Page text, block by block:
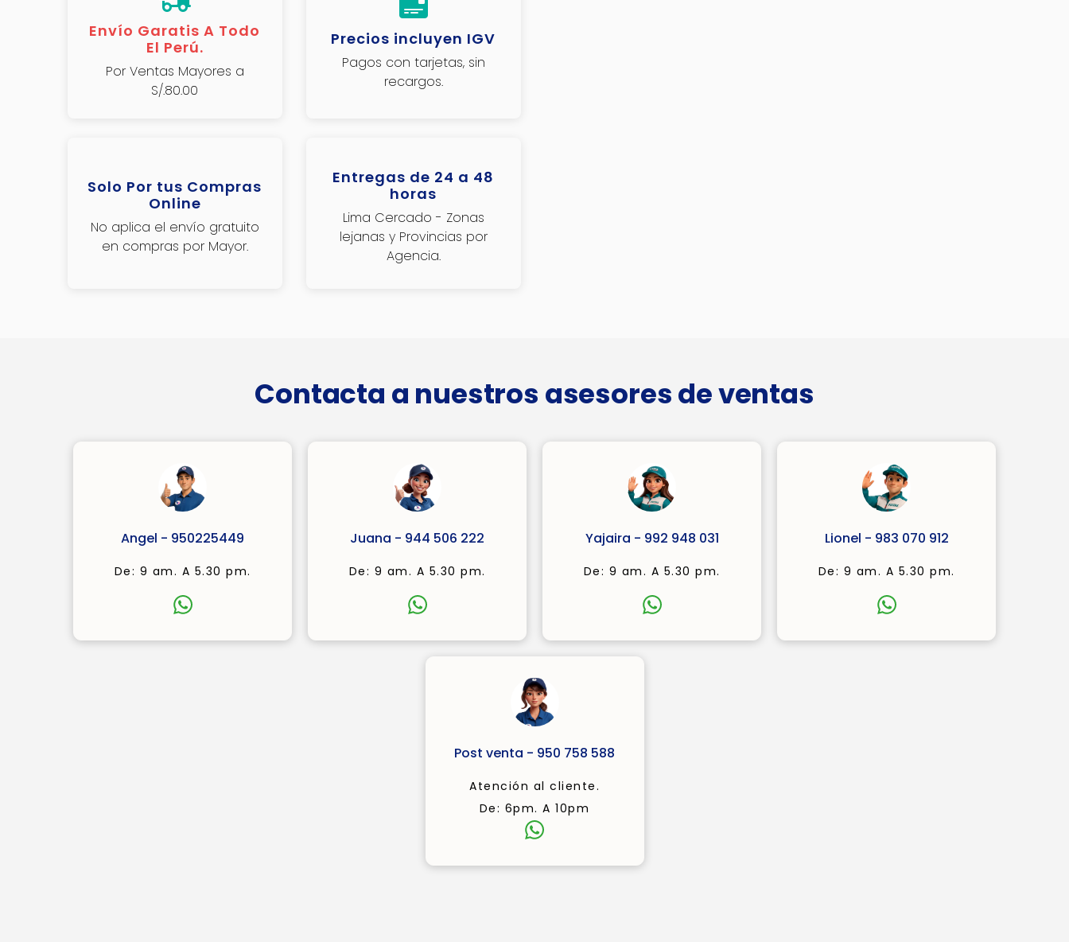
Envío Garatis A Todo
El Perú.
Por Ventas Mayores a
S/.80.00
Precios incluyen IGV
Pagos con tarjetas, sin
recargos.
Solo Por tus Compras
Online
No aplica el envío gratuito
en compras por Mayor.
Entregas de 24 a 48
horas
Lima Cercado - Zonas
lejanas y Provincias por
Agencia.
Contacta a nuestros asesores de ventas
Angel - 950225449
De: 9 am. A 5.30 pm.
Juana - 944 506 222
De: 9 am. A 5.30 pm.
Yajaira - 992 948 031
De: 9 am. A 5.30 pm.
Lionel - 983 070 912
De: 9 am. A 5.30 pm.
Post venta - 950 758 588
Atención al cliente.
De: 6pm. A 10pm